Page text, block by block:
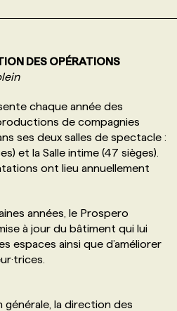
DES OPÉRATIONS
chaque année des
de compagnies
ses deux salles de spectacle :
et la Salle intime (47 sièges).
ont lieu annuellement
années, le Prospero
à jour du bâtiment qui lui
espaces ainsi que d’améliorer
la direction des